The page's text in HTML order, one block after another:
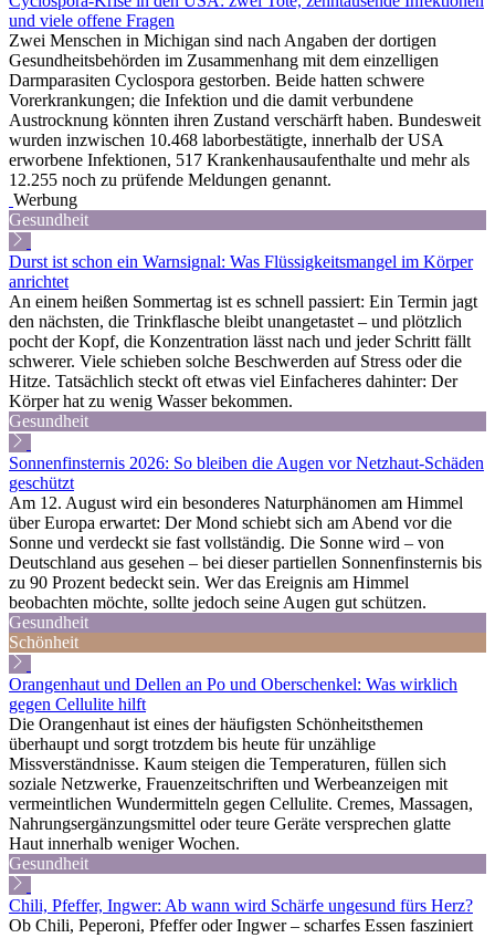
und viele offene Fragen
Zwei Menschen in Michigan sind nach Angaben der dortigen
Gesundheitsbehörden im Zusammenhang mit dem einzelligen
Darmparasiten Cyclospora gestorben. Beide hatten schwere
Vorerkrankungen; die Infektion und die damit verbundene
Austrocknung könnten ihren Zustand verschärft haben. Bundesweit
wurden inzwischen 10.468 laborbestätigte, innerhalb der USA
erworbene Infektionen, 517 Krankenhausaufenthalte und mehr als
12.255 noch zu prüfende Meldungen genannt.
Werbung
Gesundheit
Durst ist schon ein Warnsignal: Was Flüssigkeitsmangel im Körper
anrichtet
An einem heißen Sommertag ist es schnell passiert: Ein Termin jagt
den nächsten, die Trinkflasche bleibt unangetastet – und plötzlich
pocht der Kopf, die Konzentration lässt nach und jeder Schritt fällt
schwerer. Viele schieben solche Beschwerden auf Stress oder die
Hitze. Tatsächlich steckt oft etwas viel Einfacheres dahinter: Der
Körper hat zu wenig Wasser bekommen.
Gesundheit
Sonnenfinsternis 2026: So bleiben die Augen vor Netzhaut-Schäden
geschützt
Am 12. August wird ein besonderes Naturphänomen am Himmel
über Europa erwartet: Der Mond schiebt sich am Abend vor die
Sonne und verdeckt sie fast vollständig. Die Sonne wird – von
Deutschland aus gesehen – bei dieser partiellen Sonnenfinsternis bis
zu 90 Prozent bedeckt sein. Wer das Ereignis am Himmel
beobachten möchte, sollte jedoch seine Augen gut schützen.
Gesundheit
Schönheit
Orangenhaut und Dellen an Po und Oberschenkel: Was wirklich
gegen Cellulite hilft
Die Orangenhaut ist eines der häufigsten Schönheitsthemen
überhaupt und sorgt trotzdem bis heute für unzählige
Missverständnisse. Kaum steigen die Temperaturen, füllen sich
soziale Netzwerke, Frauenzeitschriften und Werbeanzeigen mit
vermeintlichen Wundermitteln gegen Cellulite. Cremes, Massagen,
Nahrungsergänzungsmittel oder teure Geräte versprechen glatte
Haut innerhalb weniger Wochen.
Gesundheit
Chili, Pfeffer, Ingwer: Ab wann wird Schärfe ungesund fürs Herz?
Ob Chili, Peperoni, Pfeffer oder Ingwer – scharfes Essen fasziniert